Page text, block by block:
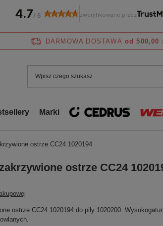
DARMOWA DOSTAWA od 500,00
Marki
ostrze CC24 1020194
ostrze CC24
ostrze CC24 1020194 do piły 1020200.
4.7/ 5 zweryfikowane przez